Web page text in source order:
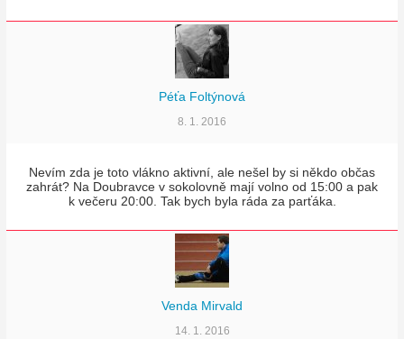
Péťa Foltýnová
8. 1. 2016
Nevím zda je toto vlákno aktivní, ale nešel by si někdo občas
zahrát? Na Doubravce v sokolovně mají volno od 15:00 a pak
k večeru 20:00. Tak bych byla ráda za parťáka.
Venda Mirvald
14. 1. 2016